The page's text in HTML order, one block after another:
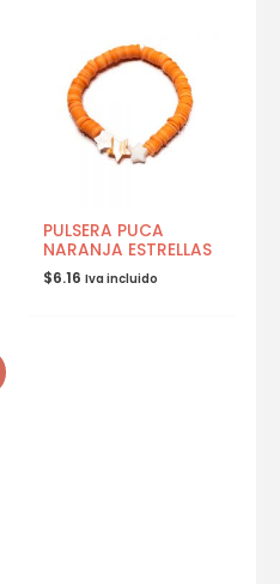
PULSERA PUCA
NARANJA ESTRELLAS
$6.16 Iva incluido